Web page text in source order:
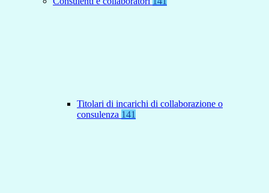
Titolari di incarichi di collaborazione o
consulenza 141